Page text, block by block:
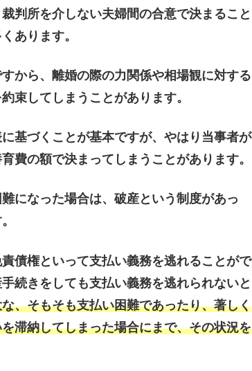
判所を介しない夫婦間の合意で決まること
あります。
から、離婚の際の力関係や相場観に対する
束してしまうことがあります。
基づくことが基本ですが、やはり当事者が
費の額で決まってしまうことがあります。
になった場合は、破産という制度があっ
債権といって支払い義務を逃れることがで
続きをしても支払い義務を逃れられないと
、そもそも支払い困難であったり、著しく
滞納してしまった場合にまで、その状況を